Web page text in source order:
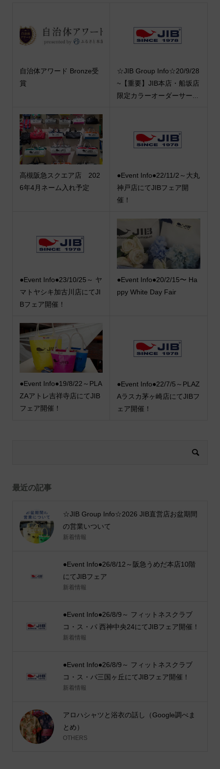
自治体アワード Bronze受
賞
☆JIB Group Info☆20/9/28
~【重要】JIB本店・船坂店
限定カラーオーダーサー...
高槻阪急スクエア店 202
6年4月ネーム入れ予定
●Event Info●22/11/2～大丸
神戸店にてJIBフェア開
催！
●Event Info●23/10/25～ ヤ
マトヤシキ加古川店にてJI
Bフェア開催！
●Event Info●20/2/15〜 Ha
ppy White Day Fair
●Event Info●19/8/22～PLA
ZAアトレ吉祥寺店にてJIB
フェア開催！
●Event Info●22/7/5～PLAZ
Aラスカ茅ヶ崎店にてJIBフ
ェア開催！
最近の記事
☆JIB Group Info☆2026 JIB直営店お盆期間
の営業いついて
新着情報
●Event Info●26/8/12～阪急うめだ本店10階
にてJIBフェア
新着情報
●Event Info●26/8/9～ フィットネスクラブ
コ・ス・パ 西神中央24にてJIBフェア開催！
新着情報
●Event Info●26/8/9～ フィットネスクラブ
コ・ス・パ三国ヶ丘にてJIBフェア開催！
新着情報
アロハシャツと浴衣の話し（Google調べま
とめ）
OTHERS